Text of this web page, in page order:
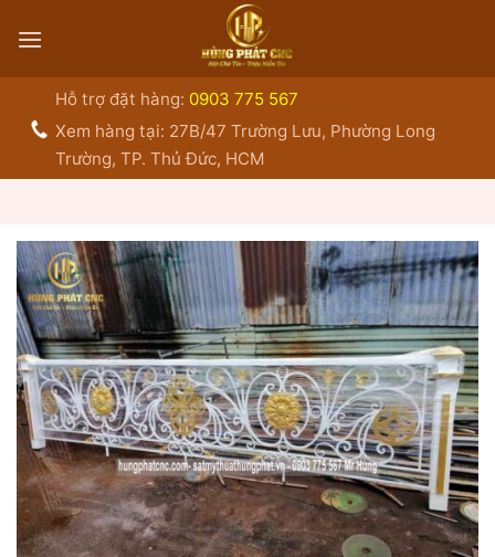
qua
Hỗ trợ đặt hàng: 0903 775 567
Xem hàng tại: 27B/47 Trường Lưu, Phường Long
Trường, TP. Thủ Đức, HCM